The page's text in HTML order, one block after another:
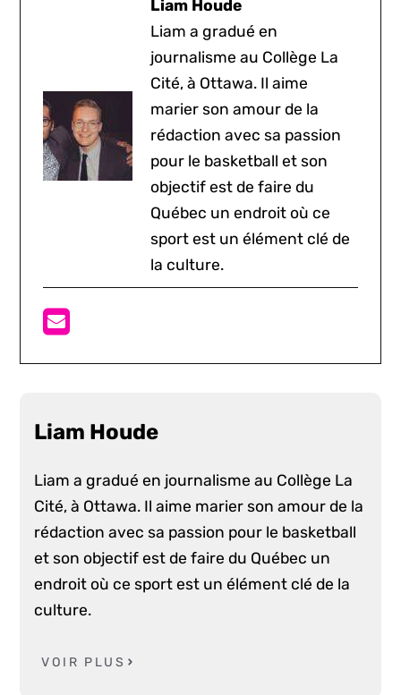
Liam Houde
Liam a gradué en
journalisme au Collège La
Cité, à Ottawa. Il aime
marier son amour de la
rédaction avec sa passion
pour le basketball et son
objectif est de faire du
Québec un endroit où ce
sport est un élément clé de
la culture.
Liam Houde
Liam a gradué en journalisme au Collège La
Cité, à Ottawa. Il aime marier son amour de la
rédaction avec sa passion pour le basketball
et son objectif est de faire du Québec un
endroit où ce sport est un élément clé de la
culture.
VOIR PLUS